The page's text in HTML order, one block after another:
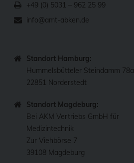
+49 (0) 5031 – 962 25 99
info@amt-abken.de
Standort Hamburg:
Hummelsbütteler Steindamm 78a
22851 Norderstedt
Standort Magdeburg:
Bei AKM Vertriebs GmbH für
Medizintechnik
Zur Viehbörse 7
39108 Magdeburg